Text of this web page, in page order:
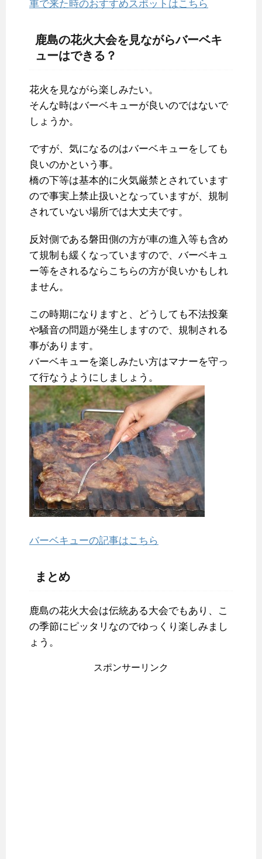
車で来た時のおすすめスポットはこちら
鹿島の花火大会を見ながらバーベキ
ューはできる？
花火を見ながら楽しみたい。
そんな時はバーベキューが良いのではないで
しょうか。
ですが、気になるのはバーベキューをしても
良いのかという事。
橋の下等は基本的に火気厳禁とされています
ので事実上禁止扱いとなっていますが、規制
されていない場所では大丈夫です。
反対側である磐田側の方が車の進入等も含め
て規制も緩くなっていますので、バーベキュ
ー等をされるならこちらの方が良いかもしれ
ません。
この時期になりますと、どうしても不法投棄
や騒音の問題が発生しますので、規制される
事があります。
バーベキューを楽しみたい方はマナーを守っ
て行なうようにしましょう。
バーベキューの記事はこちら
まとめ
鹿島の花火大会は伝統ある大会でもあり、こ
の季節にピッタリなのでゆっくり楽しみまし
ょう。
スポンサーリンク